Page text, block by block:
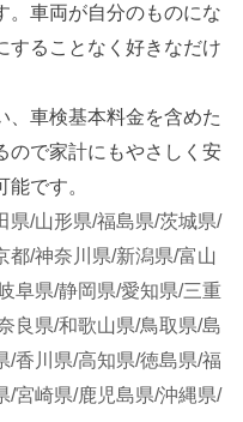
。車両が自分のものにな
することなく好きなだけ
、車検基本料金を含めた
ので家計にもやさしく安
です。
県/山形県/福島県/茨城県/
都/神奈川県/新潟県/富山
阜県/静岡県/愛知県/三重
良県/和歌山県/鳥取県/島
/香川県/高知県/徳島県/福
/宮崎県/鹿児島県/沖縄県/